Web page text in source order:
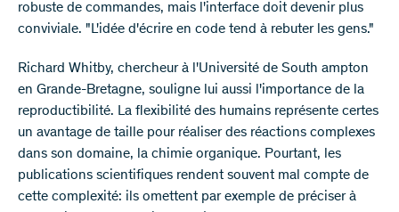
robuste de commandes, mais l'interface doit devenir plus
conviviale. "L'idée d'écrire en code tend à rebuter les gens."
Richard Whitby, chercheur à l'Université de South ampton
en Grande-Bretagne, souligne lui aussi l'importance de la
reproductibilité. La flexibilité des humains représente certes
un avantage de taille pour réaliser des réactions complexes
dans son domaine, la chimie organique. Pourtant, les
publications scientifiques rendent souvent mal compte de
cette complexité: ils omettent par exemple de préciser à